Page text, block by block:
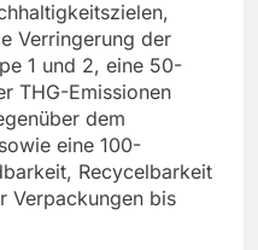
Verringerung der
1 und 2, eine 50-
THG-Emissionen
dem
eine 100-
Recycelbarkeit
Verpackungen bis